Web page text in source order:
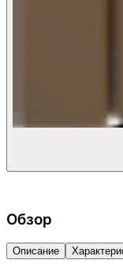
Обзор
Описание